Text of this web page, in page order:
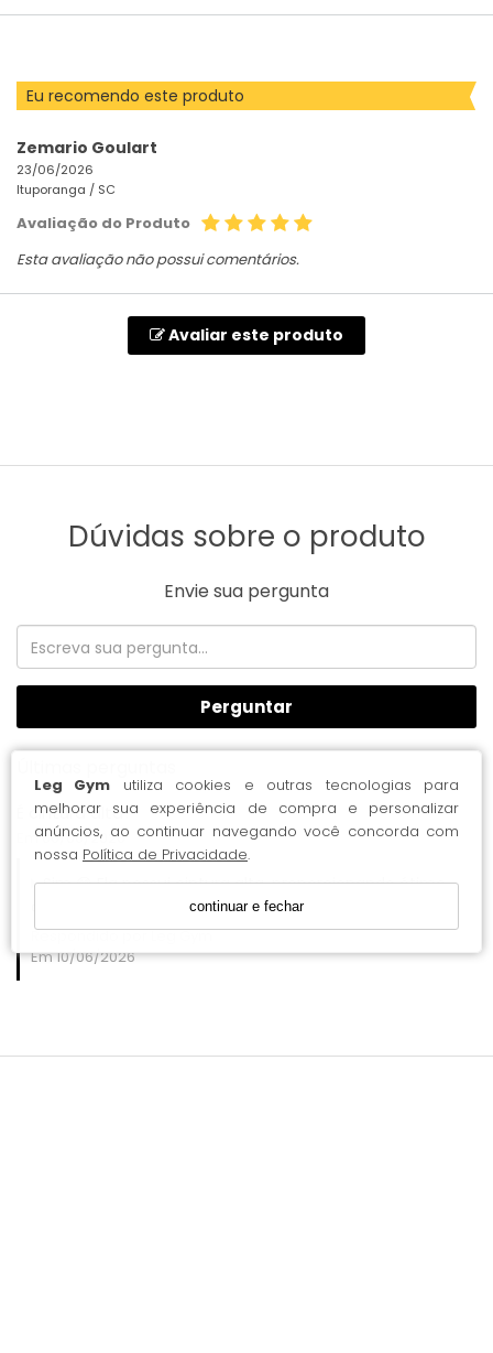
Leg Gym utiliza cookies e outras tecnologias para
melhorar sua experiência de compra e personalizar
anúncios, ao continuar navegando você concorda com
nossa Política de Privacidade.
continuar e fechar
Eu recomendo este produto
Zemario Goulart
23/06/2026
Ituporanga / SC
Avaliação do Produto
Esta avaliação não possui comentários.
Avaliar este produto
Dúvidas sobre o produto
Envie sua pergunta
Perguntar
É cintura alta?
Em 06/06/2026
Sim 😊 Ela possui cintura alta, proporcionando ótimo
conforto e sustentação durante o uso. ❤️
Respondido por Leg Gym
Em 10/06/2026